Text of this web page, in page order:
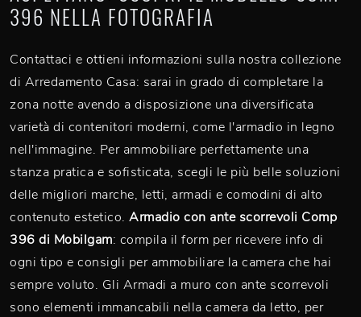
396 NELLA FOTOGRAFIA
Contattaci e ottieni informazioni sulla nostra collezione
di Arredamento Casa: sarai in grado di completare la
zona notte avendo a disposizione una diversificata
varietà di contenitori moderni, come l'armadio in legno
nell'immagine. Per ammobiliare perfettamente una
stanza pratica e sofisticata, scegli le più belle soluzioni
delle migliori marche, letti, armadi e comodini di alto
contenuto estetico. Armadio con ante scorrevoli Comp
396 di Mobilgam: compila il form per ricevere info di
ogni tipo e consigli per ammobiliare la camera che hai
sempre voluto. Gli Armadi a muro con ante scorrevoli
sono elementi immancabili nella camera da letto, per